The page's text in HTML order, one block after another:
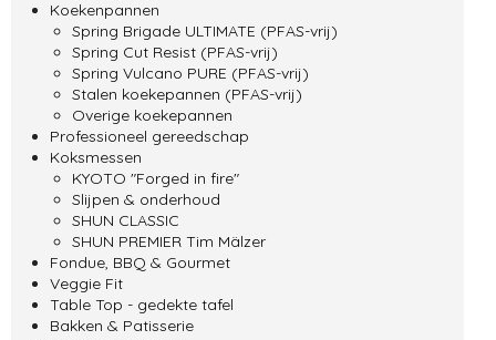
Koekenpannen
Spring Brigade ULTIMATE (PFAS-vrij)
Spring Cut Resist (PFAS-vrij)
Spring Vulcano PURE (PFAS-vrij)
Stalen koekepannen (PFAS-vrij)
Overige koekepannen
Professioneel gereedschap
Koksmessen
KYOTO "Forged in fire"
Slijpen & onderhoud
SHUN CLASSIC
SHUN PREMIER Tim Mälzer
Fondue, BBQ & Gourmet
Veggie Fit
Table Top - gedekte tafel
Bakken & Patisserie